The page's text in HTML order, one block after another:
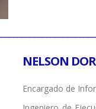
NELSON
Encargado de